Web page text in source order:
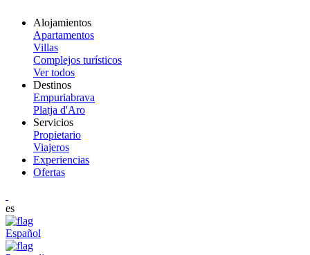
Alojamientos
Apartamentos
Villas
Complejos turísticos
Ver todos
Destinos
Empuriabrava
Platja d'Aro
Servicios
Propietario
Viajeros
Experiencias
Ofertas
es
Español